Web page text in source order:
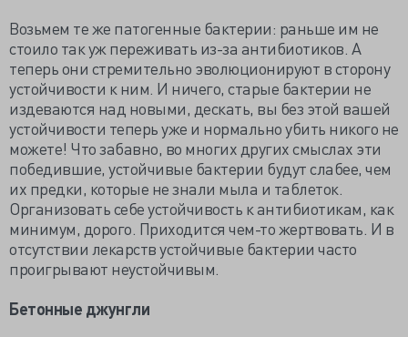
Возьмем те же патогенные бактерии: раньше им не
стоило так уж переживать из-за антибиотиков. А
теперь они стремительно эволюционируют в сторону
устойчивости к ним. И ничего, старые бактерии не
издеваются над новыми, дескать, вы без этой вашей
устойчивости теперь уже и нормально убить никого не
можете! Что забавно, во многих других смыслах эти
победившие, устойчивые бактерии будут слабее, чем
их предки, которые не знали мыла и таблеток.
Организовать себе устойчивость к антибиотикам, как
минимум, дорого. Приходится чем-то жертвовать. И в
отсутствии лекарств устойчивые бактерии часто
проигрывают неустойчивым.
Бетонные джунгли